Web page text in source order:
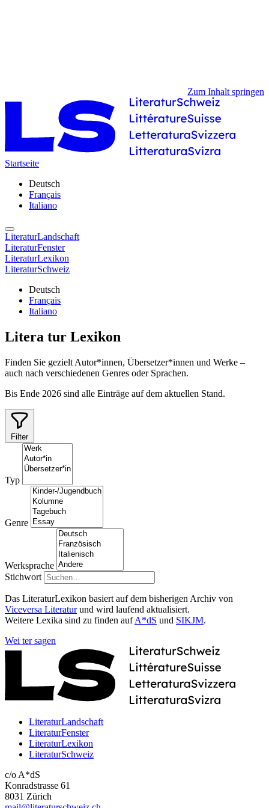
Zum Inhalt springen
Startseite
Deutsch
Français
Italiano
LiteraturLandschaft
LiteraturFenster
LiteraturLexikon
LiteraturSchweiz
Deutsch
Français
Italiano
Litera tur Lexikon
Finden Sie gezielt Autor*innen, Übersetzer*innen und Werke –
auch nach verschiedenen Genres oder Sprachen.
Bis Ende 2026 sind alle Einträge auf dem aktuellen Stand.
Filter
Typ
Genre
Werksprache
Stichwort
Das LiteraturLexikon basiert auf dem bisherigen Archiv von
Viceversa Literaturund wird laufend aktualisiert.
Weitere Lexika sind zu finden aufA*dS und SIKJM.
Wei ter sagen
LiteraturLandschaft
LiteraturFenster
LiteraturLexikon
LiteraturSchweiz
c/o A*dS
Konradstrasse 61
8031 Zürich